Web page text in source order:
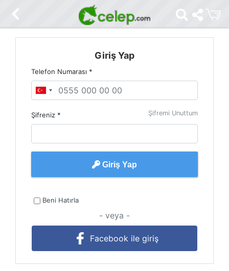
Giriş Yap
Telefon Numarası *
Şifreniz * Şifremi Unuttum
Giriş Yap
Beni Hatırla
- veya -
Facebook ile giriş